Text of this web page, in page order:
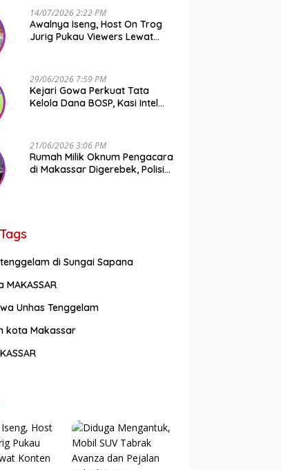
14/07/2026 2:22 PM
Awalnya Iseng, Host On Trog
Jurig Pukau Viewers Lewat
29/06/2026 7:59 PM
Kejari Gowa Perkuat Tata
Kelola Dana BOSP, Kasi Intel
Korupsi
21/06/2026 3:06 PM
Rumah Milik Oknum Pengacara
di Makassar Digerebek, Polisi
di Sungai Sapana
MAKASSAR
Unhas Tenggelam
kota Makassar